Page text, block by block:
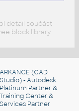
detail součást
block library
ARKANCE (CAD
Studio) - Autodesk
Platinum Partner &
Training Center &
Services Partner